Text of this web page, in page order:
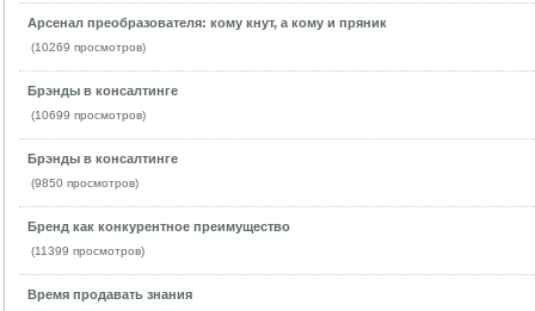
Арсенал преобразователя: кому кнут, а кому и пряник
(10269 просмотров)
Брэнды в консалтинге
(10699 просмотров)
Брэнды в консалтинге
(9850 просмотров)
Бренд как конкурентное преимущество
(11399 просмотров)
Время продавать знания